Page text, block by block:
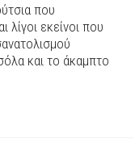
που
λίγοι εκείνοι που
και το άκαμπτο